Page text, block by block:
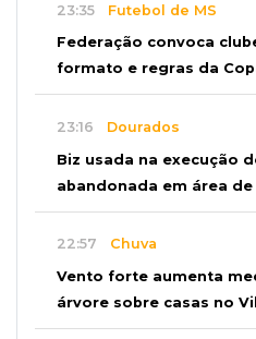
23:35 Futebol de MS
Federação convoca
formato e regras da
23:16 Dourados
Biz usada na execução
abandonada em área de
22:57 Chuva
Vento forte aumenta
árvore sobre casas no